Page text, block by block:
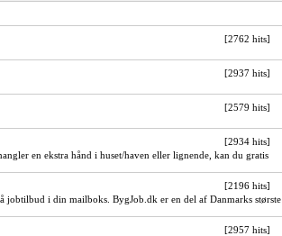
[2762 hits]
[2937 hits]
[2579 hits]
[2934 hits]
en ekstra hånd i huset/haven eller lignende, kan du gratis
[2196 hits]
jobtilbud i din mailboks. BygJob.dk er en del af Danmarks største
[2957 hits]